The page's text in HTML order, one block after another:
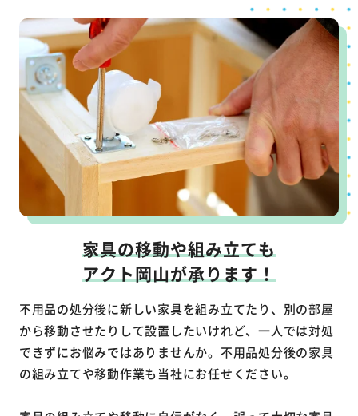
家具の移動や組み立ても
アクト岡山が承ります！
不用品の処分後に新しい家具を組み立てたり、別の部屋
から移動させたりして設置したいけれど、一人では対処
できずにお悩みではありませんか。不用品処分後の家具
の組み立てや移動作業も当社にお任せください。